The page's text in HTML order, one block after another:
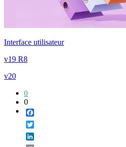
Interface utilisateur
v19 R8
v20
0
0